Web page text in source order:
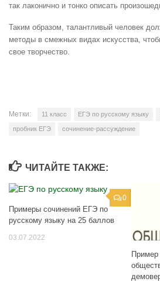
так лаконично и тонко описать
Таким образом, талантливый человек
методы в смежных видах искусства,
свое творчество.
Метки: 11 класс ЕГЭ по русскому языку
пробник ЕГЭ сочинение-рассуждение
ЧИТАЙТЕ ТАКЖЕ:
0
Примеры сочинений ЕГЭ по
русскому языку на 25 баллов
03.07.2022